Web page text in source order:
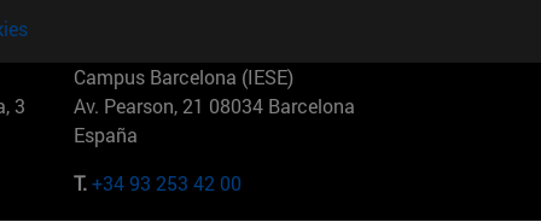
3
Campus Barcelona (IESE)
Av. Pearson, 21 08034 Barcelona
España
T.+34 93 253 42 00